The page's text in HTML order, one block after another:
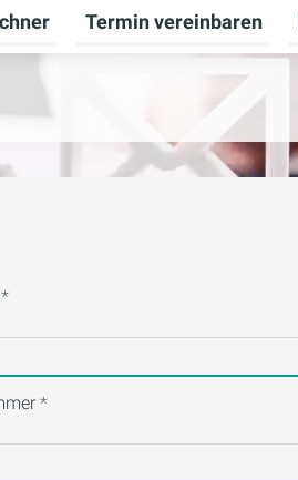
für Badberatung umschalten
Termin vereinbaren